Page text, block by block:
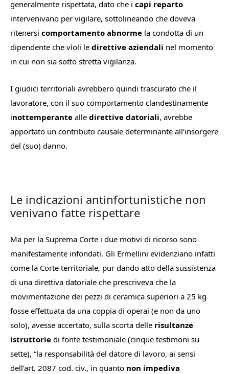
generalmente rispettata, dato che i capi reparto
intervenivano per vigilare, sottolineando che doveva
ritenersi comportamento abnorme la condotta di un
dipendente che vìoli le direttive aziendali nel momento
in cui non sia sotto stretta vigilanza.
I giudici territoriali avrebbero quindi trascurato che il
lavoratore, con il suo comportamento clandestinamente
inottemperante alle direttive datoriali, avrebbe
apportato un contributo causale determinante all’insorgere
del (suo) danno.
Le indicazioni antinfortunistiche non
venivano fatte rispettare
Ma per la Suprema Corte i due motivi di ricorso sono
manifestamente infondati. Gli Ermellini evidenziano infatti
come la Corte territoriale, pur dando atto della sussistenza
di una direttiva datoriale che prescriveva che la
movimentazione dei pezzi di ceramica superiori a 25 kg
fosse effettuata da una coppia di operai (e non da uno
solo), avesse accertato, sulla scorta delle risultanze
istruttorie di fonte testimoniale (cinque testimoni su
sette), “la responsabilità del datore di lavoro, ai sensi
dell’art. 2087 cod. civ., in quanto non impediva